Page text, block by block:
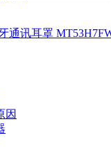
通讯耳罩
因